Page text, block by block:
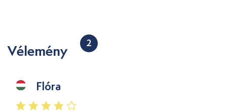
Vélemény 2
Flóra